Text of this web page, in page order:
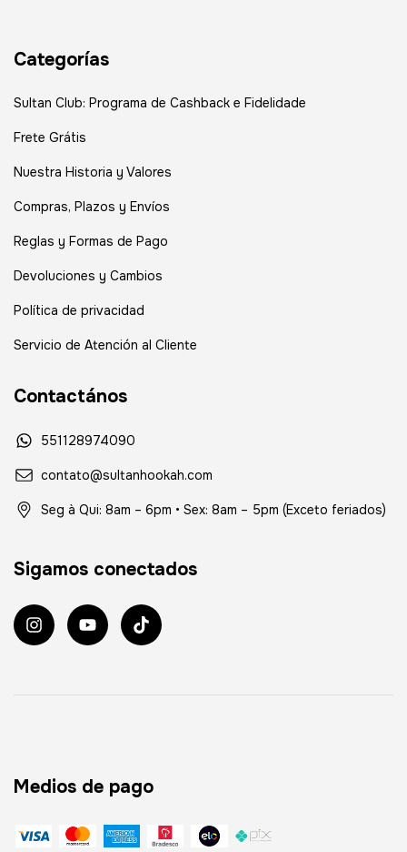
Categorías
Sultan Club: Programa de Cashback e Fidelidade
Frete Grátis
Nuestra Historia y Valores
Compras, Plazos y Envíos
Reglas y Formas de Pago
Devoluciones y Cambios
Política de privacidad
Servicio de Atención al Cliente
Contactános
551128974090
contato@sultanhookah.com
Seg à Qui: 8am – 6pm • Sex: 8am – 5pm (Exceto feriados)
Sigamos conectados
Medios de pago